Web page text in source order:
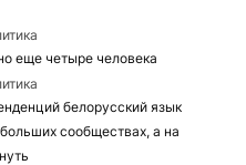
еще четыре человека
белорусский язык
сообществах, а на